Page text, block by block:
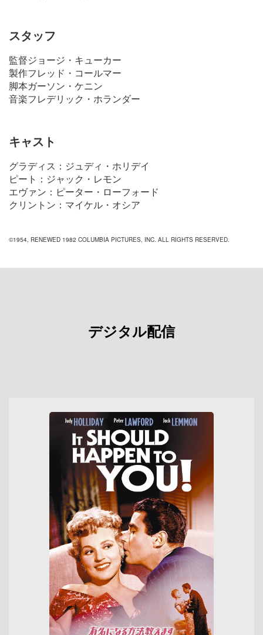
スタッフ
監督ジョージ・キューカー
製作フレッド・コールマー
脚本ガーソン・ケニン
音楽フレデリック・ホランダー
キャスト
グラディス：ジュディ・ホリデイ
ピート：ジャック・レモン
エヴァン：ピーター・ローフォード
クリントン：マイケル・オシア
©1954, RENEWED 1982 COLUMBIA PICTURES, INC. ALL RIGHTS RESERVED.
デジタル配信